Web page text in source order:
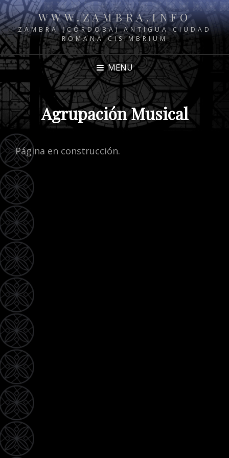
WWW.ZAMBRA.INFO
ZAMBRA (CÓRDOBA) ANTIGUA CIUDAD
ROMANA CISIMBRIUM
MENU
Agrupación Musical
Página en construcción.